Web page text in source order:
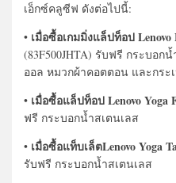
เอ็กซ์คลูซีฟ ดังต่อไปนี้:
• เมื่อซื้อเกมมิ่งแล็ปท็อป Lenovo
(83F500JHTA) รับฟรี กระบอก
ออล หมวกผ้าคอตตอน และกระ
• เมื่อซื้อแล็ปท็อป Lenovo Yoga
ฟรี กระบอกน้ำสเตนเลส
• เมื่อซื้อแท็บเล็ตLenovo Yoga
รับฟรี กระบอกน้ำสเตนเลส